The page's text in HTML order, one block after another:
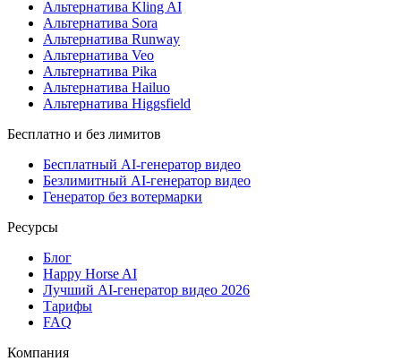
Альтернатива Kling AI
Альтернатива Sora
Альтернатива Runway
Альтернатива Veo
Альтернатива Pika
Альтернатива Hailuo
Альтернатива Higgsfield
Бесплатно и без лимитов
Бесплатный AI-генератор видео
Безлимитный AI-генератор видео
Генератор без вотермарки
Ресурсы
Блог
Happy Horse AI
Лучший AI-генератор видео 2026
Тарифы
FAQ
Компания